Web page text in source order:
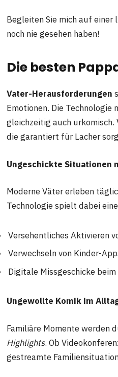
Begleiten Sie mich auf einer
noch nie gesehen haben!
Die besten
Vater-Herausforderungen
Emotionen. Die Technologie
gleichzeitig auch
die garantiert für Lacher
Ungeschickte Situationen
Moderne Väter erleben
Technologie spielt dabei
Versehentliches Aktivieren
Verwechseln von Kinder-
Digitale Missgeschicke
Ungewollte Komik im
Familiäre Momente werden
Highlights. Ob
gestreamte